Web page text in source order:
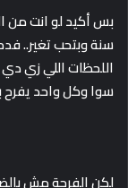
بس أكيد لو انت من
سنة وبتحب تغير..
اللحظات اللي زي
سوا وكل واحد يفرح
لكن الفرحة مش